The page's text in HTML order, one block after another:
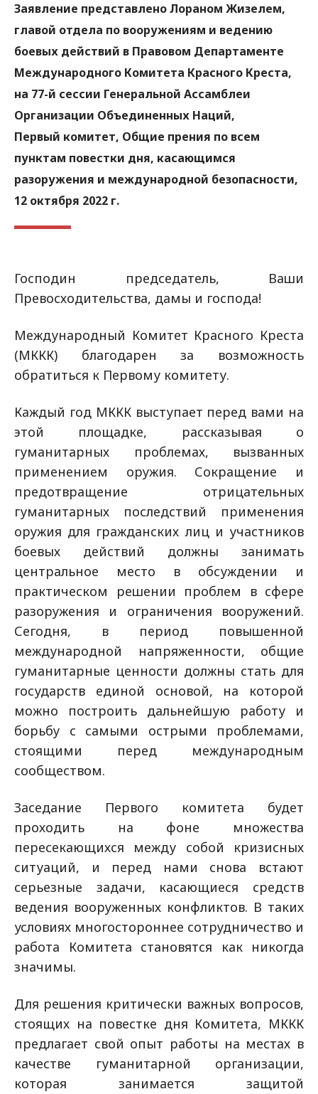
Заявление представлено Лораном Жизелем,
главой отдела по вооружениям и ведению
боевых действий в Правовом Департаменте
Международного Комитета Красного Креста,
на 77-й сессии Генеральной Ассамблеи
Организации Объединенных Наций,
Первый комитет, Общие прения по всем
пунктам повестки дня, касающимся
разоружения и международной безопасности,
12 октября 2022 г.
Господин председатель, Ваши
Превосходительства, дамы и господа!
Международный Комитет Красного Креста
(МККК) благодарен за возможность
обратиться к Первому комитету.
Каждый год МККК выступает перед вами на
этой площадке, рассказывая о
гуманитарных проблемах, вызванных
применением оружия. Сокращение и
предотвращение отрицательных
гуманитарных последствий применения
оружия для гражданских лиц и участников
боевых действий должны занимать
центральное место в обсуждении и
практическом решении проблем в сфере
разоружения и ограничения вооружений.
Сегодня, в период повышенной
международной напряженности, общие
гуманитарные ценности должны стать для
государств единой основой, на которой
можно построить дальнейшую работу и
борьбу с самыми острыми проблемами,
стоящими перед международным
сообществом.
Заседание Первого комитета будет
проходить на фоне множества
пересекающихся между собой кризисных
ситуаций, и перед нами снова встают
серьезные задачи, касающиеся средств
ведения вооруженных конфликтов. В таких
условиях многостороннее сотрудничество и
работа Комитета становятся как никогда
значимы.
Для решения критически важных вопросов,
стоящих на повестке дня Комитета, МККК
предлагает свой опыт работы на местах в
качестве гуманитарной организации,
которая занимается защитой